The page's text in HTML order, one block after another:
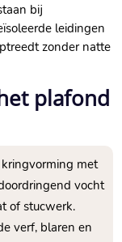
bij
leidingen
zonder natte
plafond
met
vocht
of stucwerk.​
verf, blaren en